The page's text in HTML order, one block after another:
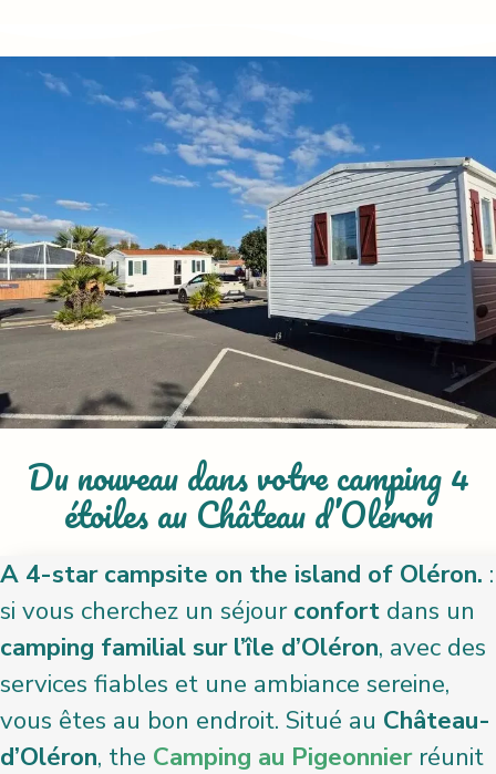
Du nouveau dans votre camping 4
étoiles au Château d’Oléron
A 4-star campsite on the island of Oléron. :
si vous cherchez un séjourconfort dans un
camping familial sur l’île d’Oléron, avec des
services fiables et une ambiance sereine,
vous êtes au bon endroit. Situé au Château-
d’Oléron, the Camping au Pigeonnierréunit